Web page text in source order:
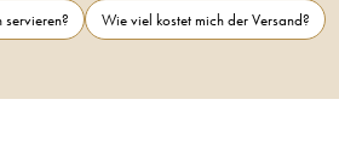
Wie viel kostet mich der Versand?